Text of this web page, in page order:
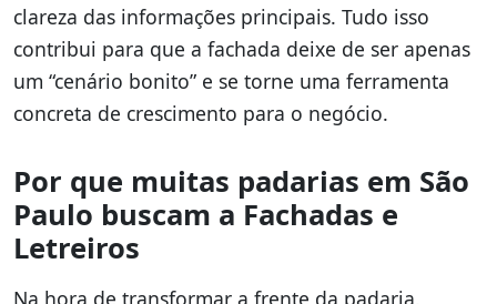
clareza das informações principais. Tudo isso
contribui para que a fachada deixe de ser apenas
um “cenário bonito” e se torne uma ferramenta
concreta de crescimento para o negócio.
Por que muitas padarias em São
Paulo buscam a Fachadas e
Letreiros